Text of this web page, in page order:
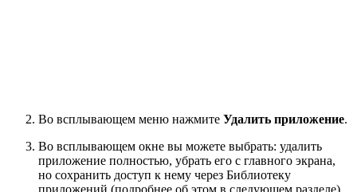
Во всплывающем меню нажмите Удалить приложение.
Во всплывающем окне вы можете выбрать: удалить
приложение полностью, убрать его с главного экрана,
но сохранить доступ к нему через Библиотеку
приложений (подробнее об этом в следующем разделе)